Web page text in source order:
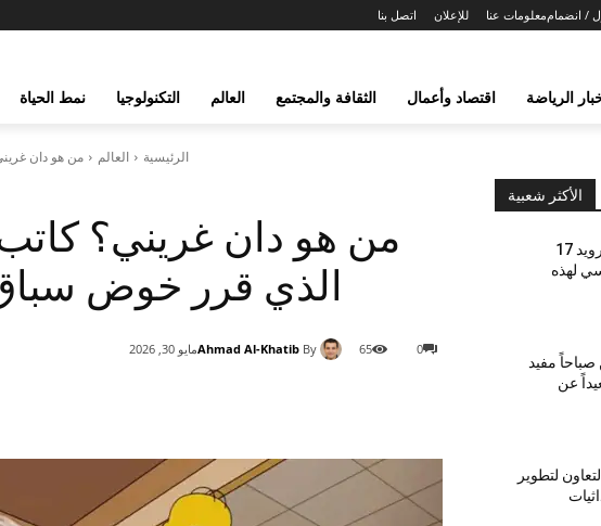
/ انضمام اتصل بنا للإعلان معلومات عنا
الرياضة اقتصاد وأعمال الثقافة والمجتمع العالم التكنولوجيا نمط الحياة
الرئيسية العالم من هو دان
من هو دان غريني؟
الذي قرر خوض سباق
By
Ahmad Al-Khatibمايو 30, 2026 0
65
الأكثر شعبية
هل هاتفك من بينها؟ أندرويد 17
لهذه
مفيد
عن
لتطوير